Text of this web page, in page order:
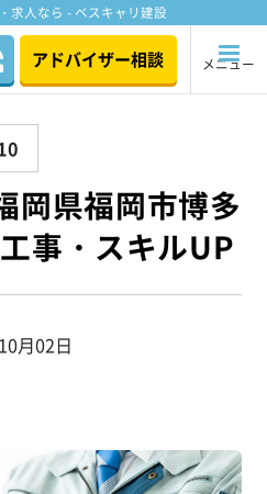
求人なら - ベスキャリ建設
アドバイザー相談 メニュー
岡県福岡市博多
事・スキルUP
月02日